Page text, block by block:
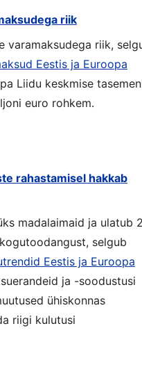
riik
varamaksudega riik,
Eestis ja Euroopa
Liidu keskmise
euro rohkem.
rahastamisel hakkab
madalaimaid ja ulatub
selgub
Eestis ja Euroopa
ja -soodustusi
ühiskonnas
riigi kulutusi